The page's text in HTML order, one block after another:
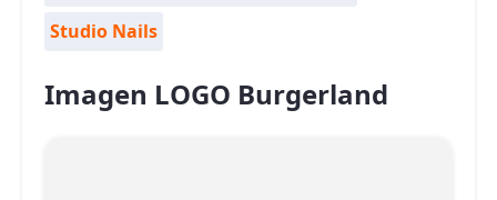
Studio Nails
Imagen LOGO Burgerland